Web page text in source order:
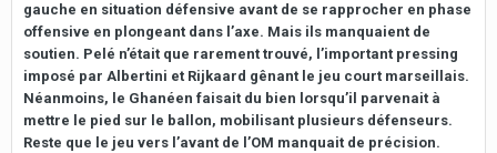
gauche en situation défensive avant de se rapprocher en phase
offensive en plongeant dans l’axe. Mais ils manquaient de
soutien. Pelé n’était que rarement trouvé, l’important pressing
imposé par Albertini et Rijkaard gênant le jeu court marseillais.
Néanmoins, le Ghanéen faisait du bien lorsqu’il parvenait à
mettre le pied sur le ballon, mobilisant plusieurs défenseurs.
Reste que le jeu vers l’avant de l’OM manquait de précision.